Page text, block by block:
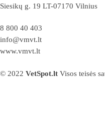
Siesikų g. 19 LT-07170 Vilnius
8 800 40 403
info@vmvt.lt
www.vmvt.lt
© 2022 VetSpot.lt Visos teisės